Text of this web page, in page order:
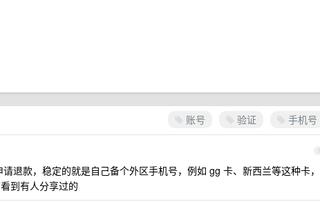
账号 验证 手机号
1
退款，稳定的就是自己备个外区手机号，例如 gg 卡、新西兰等这种卡，
到有人分享过的